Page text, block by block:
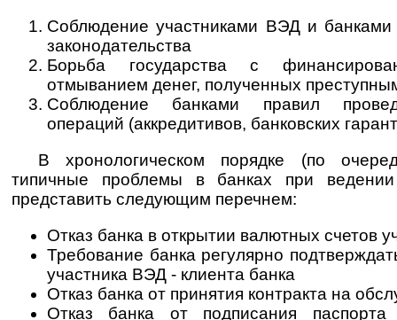
Соблюдение участниками ВЭД и банками
законодательства
Борьба государства с
отмыванием денег, полученных
Соблюдение банками правил
операций (аккредитивов, банковских
В хронологическом порядке (по
типичные проблемы в банках при
представить следующим перечнем:
Отказ банка в открытии валютных счетов
Требование банка регулярно
участника ВЭД - клиента банка
Отказ банка от принятия контракта на
Отказ банка от подписания паспорта